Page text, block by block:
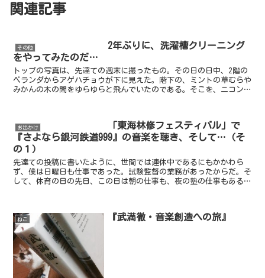
関連記事
その他
2年ぶりに、洗濯槽クリーニング
をやってみたのだ…
トップの写真は、先達ての週末に撮ったもの。その日の日中、2階の
ベランダからアゲハチョウが下に見えた。階下の、ミントの草むらや
みかんの木の間をゆらゆらと飛んでいたのである。そこを、ニコン
お出かけ
「東海林修フェスティバル」で
『さよなら銀河鉄道999』の音楽を聴き、そして…（そ
の１）
先達ての投稿に書いたように、世間では連休中であるにもかかわら
ず、僕は日曜日も仕事であった。試験監督の業務があったからだ。そ
して、体育の日の先日、この日は朝の仕事も、夜の塾の仕事もある。
ねこ 『武満徹・音楽創造への旅』